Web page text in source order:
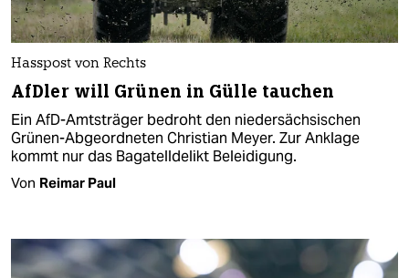
Hasspost von Rechts
AfDler will Grünen in Gülle tauchen
Ein AfD-Amtsträger bedroht den niedersächsischen
Grünen-Abgeordneten Christian Meyer. Zur Anklage
kommt nur das Bagatelldelikt Beleidigung.
Von Reimar Paul